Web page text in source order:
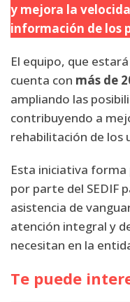
y mejora la
información de los
El equipo, que
cuenta con más de
ampliando las
contribuyendo a
rehabilitación de los
Esta iniciativa
por parte del SEDIF
asistencia de
atención integral y
necesitan en la
Te puede